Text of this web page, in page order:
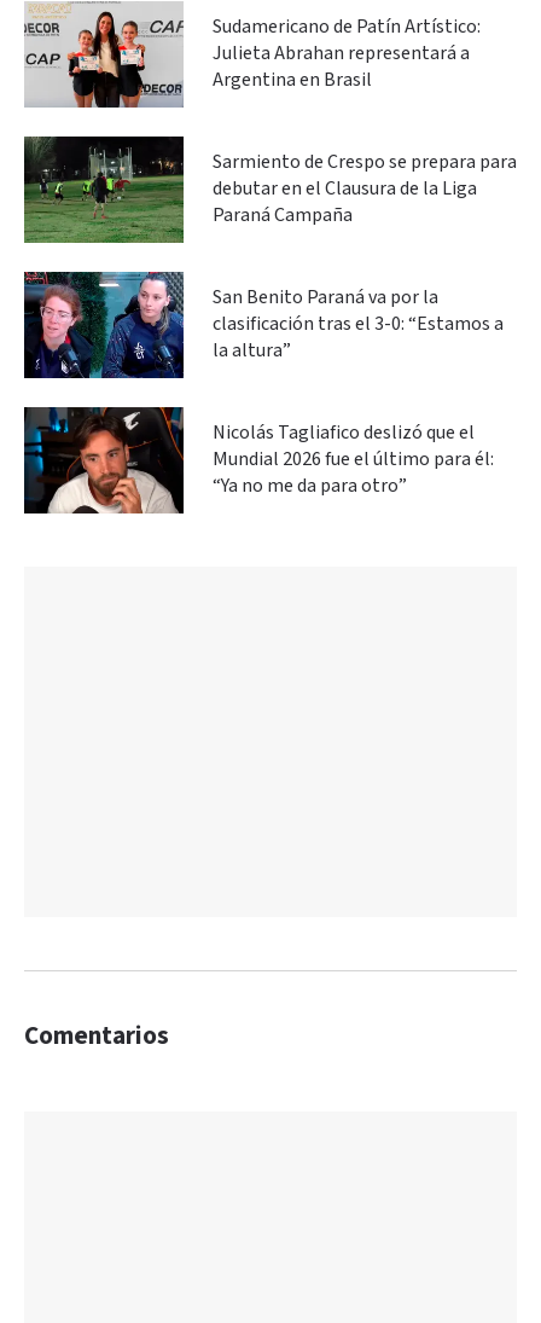
Sudamericano de Patín Artístico:
Julieta Abrahan representará a
Argentina en Brasil
Sarmiento de Crespo se prepara para
debutar en el Clausura de la Liga
Paraná Campaña
San Benito Paraná va por la
clasificación tras el 3-0: “Estamos a
la altura”
Nicolás Tagliafico deslizó que el
Mundial 2026 fue el último para él:
“Ya no me da para otro”
Comentarios